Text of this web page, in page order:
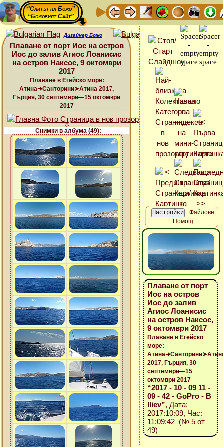
“Сайтът на Божо”
“Божовият Сайт”
Дизайнер Божо
Плаване от порт Иос на остров
Иос до залив Агиос Лоанисис
на остров Наксос, 9 октомври
2017
Плаване в Егейско море:
Атина➜Санторини➤Атина 2017,
Гърция, 30 септември—15 октомври
2017
Снимки в албума (49):
Файлове
Помощ
Плаване от порт
Иос на остров
Иос до залив
Агиос Лоанисис
на остров Наксос,
9 октомври 2017
Плаване в Егейско
море:
2017, Гърция, 30
септември—15
октомври 2017
“2017 - 10 - 09 11 -
09 - 42 - GoPro - B
Iliev”, Дата:
2017:10:09, Час:
11:09:42 (№ 5 от
49)